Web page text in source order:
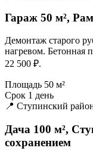
Гараж 50 м²,
Демонтаж старого
нагревом. Бетонная
22 500 ₽.
Площадь 50 м²
Срок 1 день
📍 Ступинский
Дача 100 м²,
сохранением